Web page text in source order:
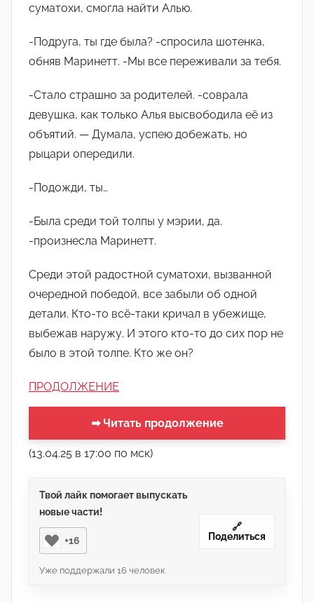
суматохи, смогла найти Алью.
-Подруга, ты где была? -спросила шотенка,
обняв Маринетт. -Мы все переживали за тебя.
-Стало страшно за родителей. -соврала
девушка, как только Алья высвободила еë из
объятий. — Думала, успею добежать, но
рыцари опередили.
-Подожди, ты…
-Была среди той толпы у мэрии, да.
-произнесла Маринетт.
Среди этой радостной суматохи, вызванной
очередной победой, все забыли об одной
детали. Кто-то всë-таки кричал в убежище,
выбежав наружу. И этого кто-то до сих пор не
было в этой толпе. Кто же он?
ПРОДОЛЖЕНИЕ
➡ Читать продолжение
(13.04.25 в 17:00 по мск)
Твой лайк помогает выпускать
новые части!
+16
Уже поддержали 16 человек
🔗
Поделиться